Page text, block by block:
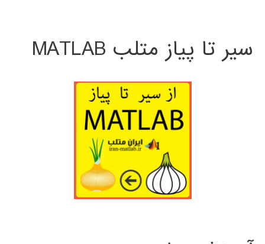
سیر تا پیاز متلب MATLAB